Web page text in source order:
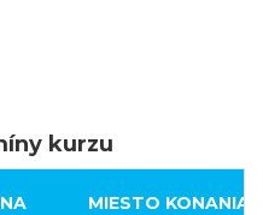
kurzu
MIESTO KONANIA